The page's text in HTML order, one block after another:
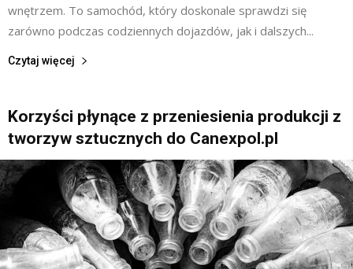
wnętrzem. To samochód, który doskonale sprawdzi się
zarówno podczas codziennych dojazdów, jak i dalszych...
Czytaj więcej
Korzyści płynące z przeniesienia produkcji z
tworzyw sztucznych do Canexpol.pl